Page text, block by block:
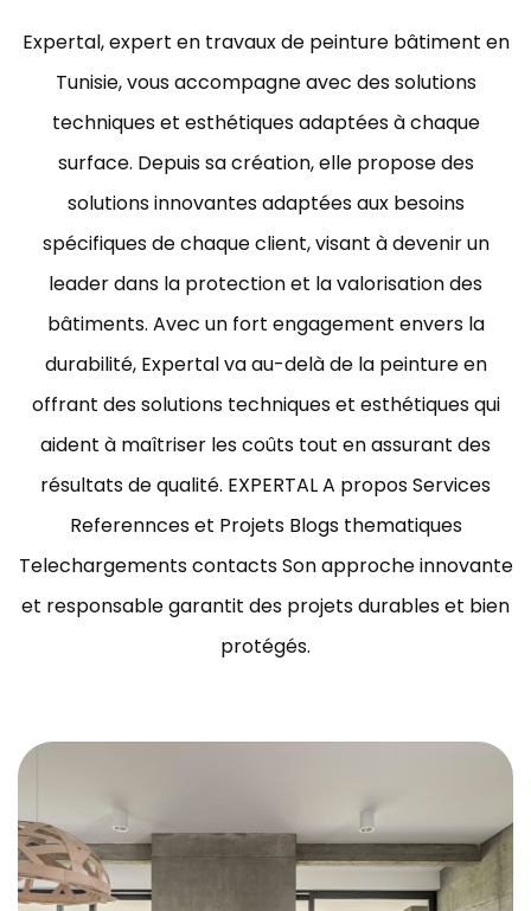
Expertal, expert en travaux de peinture bâtiment en
Tunisie, vous accompagne avec des solutions
techniques et esthétiques adaptées à chaque
surface. Depuis sa création, elle propose des
solutions innovantes adaptées aux besoins
spécifiques de chaque client, visant à devenir un
leader dans la protection et la valorisation des
bâtiments. Avec un fort engagement envers la
durabilité, Expertal va au-delà de la peinture en
offrant des solutions techniques et esthétiques qui
aident à maîtriser les coûts tout en assurant des
résultats de qualité. EXPERTAL A propos Services
Referennces et Projets Blogs thematiques
Telechargements contacts Son approche innovante
et responsable garantit des projets durables et bien
protégés.